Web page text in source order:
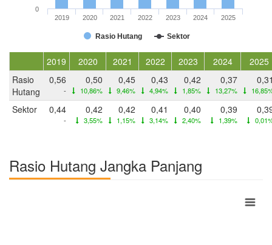
Rasio Hutang Sektor
2019 2020 2021 2022 2023 2024 2025
0
2019 2020 2021 2022 2023 2024
2025
Rasio
Hutang
0,56
-
0,50
10,86%
0,45
9,46%
0,43
4,94%
0,42
1,85%
0,37
13,27%
Sektor 0,44
-
0,42
3,55%
0,42
1,15%
0,41
3,14%
0,40
2,40%
0,39
1,39%
Rasio Hutang Jangka Panjang